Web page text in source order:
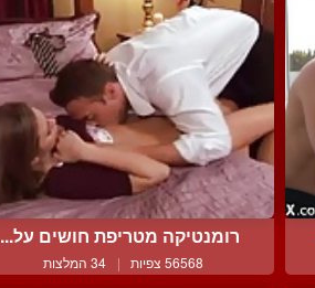
רומנטיקה מטריפת חושים על...
56568 צפיות | 34 המלצות